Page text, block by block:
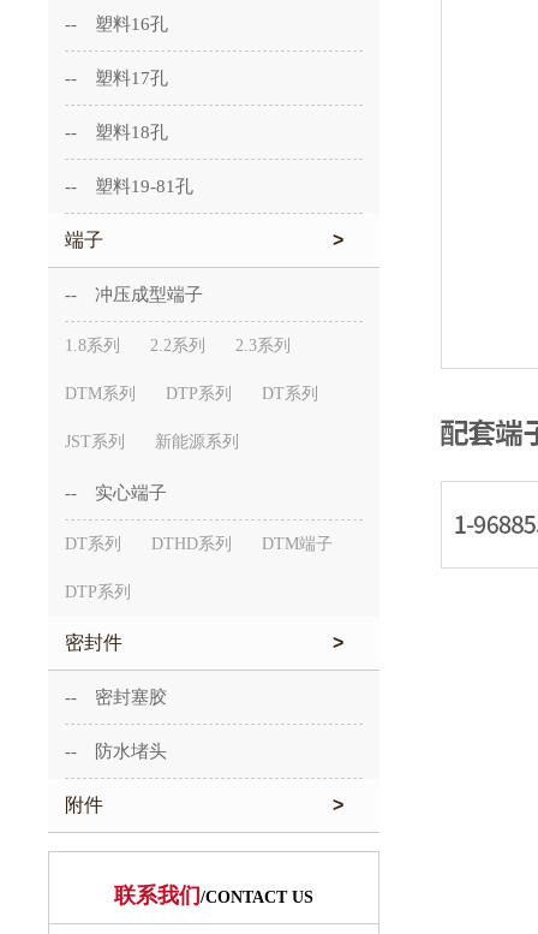
-- 塑料16孔
-- 塑料17孔
-- 塑料18孔
-- 塑料19-81孔
端子 >
-- 冲压成型端子
1.8系列 2.2系列 2.3系列
DTM系列 DTP系列 DT系列
JST系列 新能源系列
-- 实心端子
DT系列 DTHD系列 DTM端子
DTP系列
密封件 >
-- 密封塞胶
-- 防水堵头
附件 >
联系我们 /CONTACT US